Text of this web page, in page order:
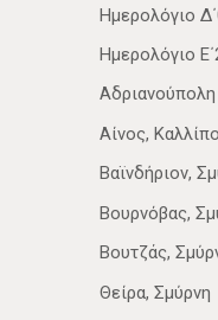
Ημερολόγιο
Ημερολόγιο
Αδριανούπολη
Αίνος,
Βαϊνδήριον,
Βουρνόβας,
Βουτζάς,
Θείρα, Σμύρνη